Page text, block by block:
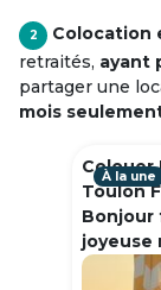
2 Colocation
retraités, ayant
partager une
mois
Colouer
Toulon
Bonjour
joyeuse
À la une